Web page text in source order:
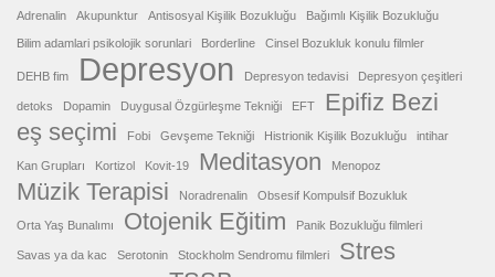
Adrenalin Akupunktur Antisosyal Kişilik Bozukluğu Bağımlı Kişilik Bozukluğu
Bilim adamlari psikolojik sorunlari Borderline Cinsel Bozukluk konulu filmler
DEHB fim Depresyon Depresyon tedavisi Depresyon çeşitleri
detoks Dopamin Duygusal Özgürleşme Tekniği EFT
Epifiz Bezi
eş seçimi
Fobi Gevşeme Tekniği Histrionik Kişilik Bozukluğu intihar
Kan Grupları Kortizol Kovit-19 Meditasyon Menopoz
Müzik Terapisi Noradrenalin Obsesif Kompulsif Bozukluk
Orta Yaş Bunalımı Otojenik Eğitim Panik Bozukluğu filmleri
Savas ya da kac Serotonin Stockholm Sendromu filmleri Stres